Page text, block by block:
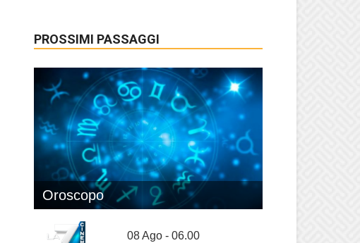
PROSSIMI PASSAGGI
Oroscopo
08 Ago - 06.00